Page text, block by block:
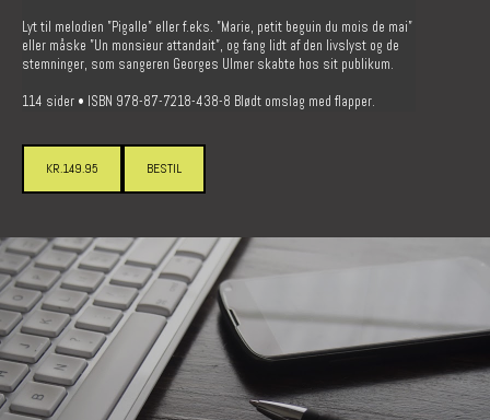
Lyt til melodien ”Pigalle” eller f.eks. ”Marie, petit beguin du mois de mai”
eller måske ”Un monsieur attandait”, og fang lidt af den livslyst og de
stemninger, som sangeren Georges Ulmer skabte hos sit publikum.
114 sider • ISBN 978-87-7218-438-8 Blødt omslag med flapper.
KR.149.95 BESTIL